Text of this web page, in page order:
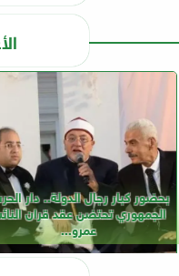
بحضور كبار رجال الدولة.. دار
الجمهوري تحتضن عقد قران
عمرو...